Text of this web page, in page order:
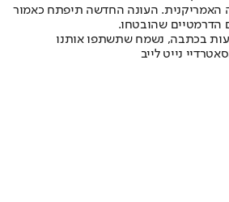
האמריקנית. העונה החדשה תיפתח כאמור
בכתבה, נשמח שתשתפו אותנו
סאטרדיי נייט לייב